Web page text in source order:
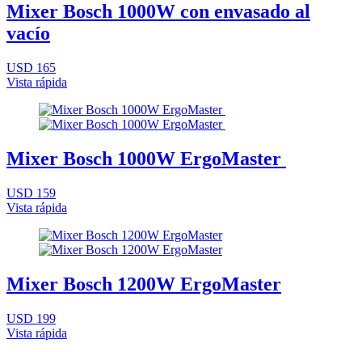
Mixer Bosch 1000W con envasado al
vacío
USD 165
Vista rápida
Mixer Bosch 1000W ErgoMaster
USD 159
Vista rápida
Mixer Bosch 1200W ErgoMaster
USD 199
Vista rápida